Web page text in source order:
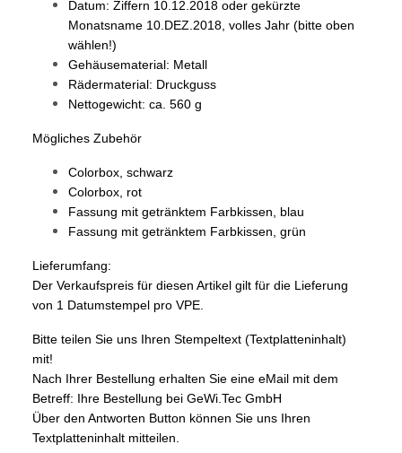
Datum: Ziffern 10.12.2018 oder gekürzte
Monatsname 10.DEZ.2018, volles Jahr (bitte oben
wählen!)
Gehäusematerial: Metall
Rädermaterial: Druckguss
Nettogewicht: ca. 560 g
Mögliches Zubehör
Colorbox, schwarz
Colorbox, rot
Fassung mit getränktem Farbkissen, blau
Fassung mit getränktem Farbkissen, grün
Lieferumfang:
Der Verkaufspreis für diesen Artikel gilt für die Lieferung
von 1 Datumstempel pro VPE.
Bitte teilen Sie uns Ihren Stempeltext (Textplatteninhalt)
mit!
Nach Ihrer Bestellung erhalten Sie eine eMail mit dem
Betreff: Ihre Bestellung bei GeWi.Tec GmbH
Über den Antworten Button können Sie uns Ihren
Textplatteninhalt mitteilen.